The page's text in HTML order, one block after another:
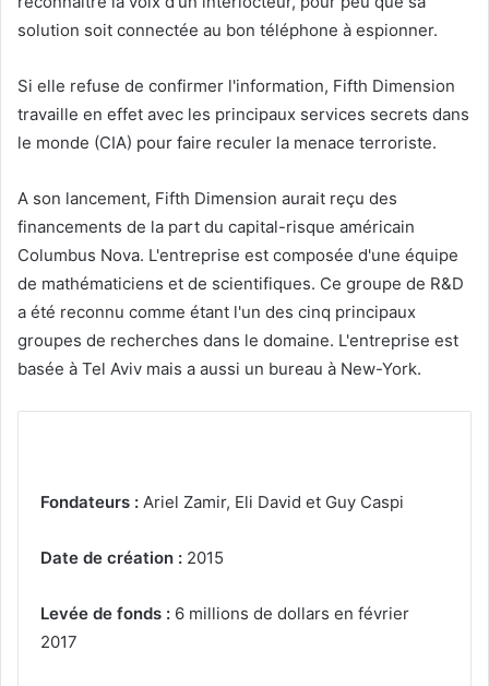
solution soit connectée au bon téléphone à espionner.
Si elle refuse de confirmer l'information, Fifth Dimension
travaille en effet avec les principaux services secrets dans
le monde (CIA) pour faire reculer la menace terroriste.
A son lancement, Fifth Dimension aurait reçu des
financements de la part du capital-risque américain
Columbus Nova. L'entreprise est composée d'une équipe
de mathématiciens et de scientifiques. Ce groupe de R&D
a été reconnu comme étant l'un des cinq principaux
groupes de recherches dans le domaine. L'entreprise est
basée à Tel Aviv mais a aussi un bureau à New-York.
Fondateurs : Ariel Zamir, Eli David et Guy Caspi
Date de création : 2015
Levée de fonds : 6 millions de dollars en février
2017